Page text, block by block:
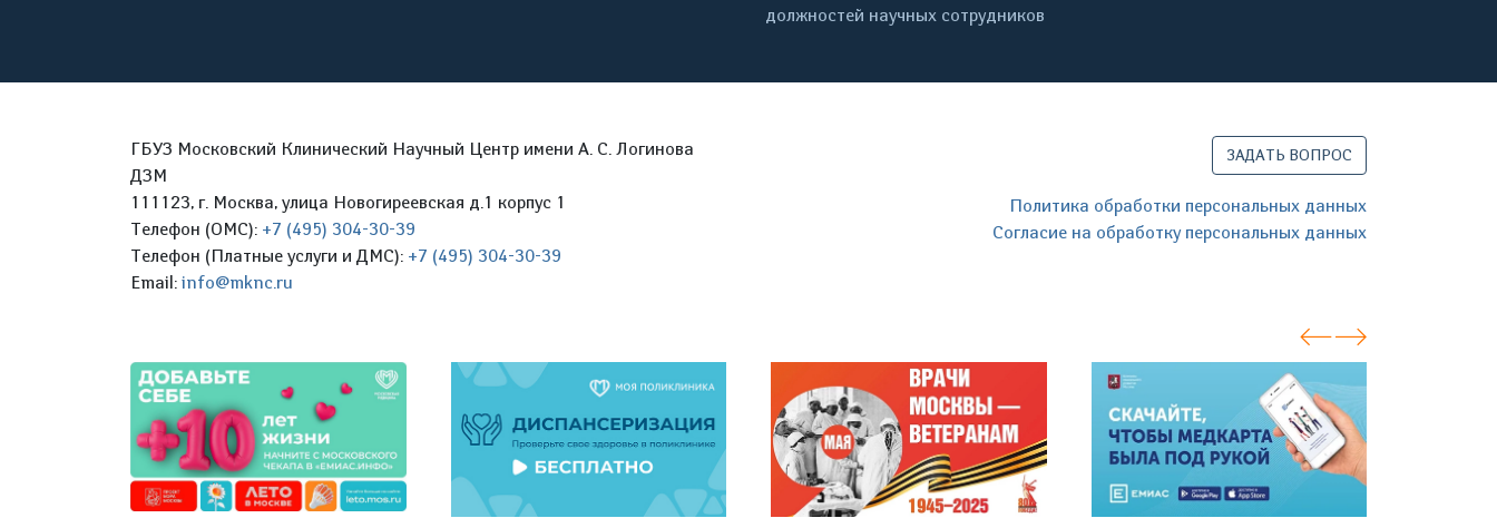
должностей научных сотрудников
ГБУЗ Московский Клинический Научный Центр имени А. С. Логинова
ДЗМ
111123, г. Москва, улица Новогиреевская д.1 корпус 1
Телефон (ОМС): +7 (495) 304-30-39
Телефон (Платные услуги и ДМС): +7 (495) 304-30-39
Email: info@mknc.ru
ЗАДАТЬ ВОПРОС
Политика обработки персональных данных
Согласие на обработку персональных данных